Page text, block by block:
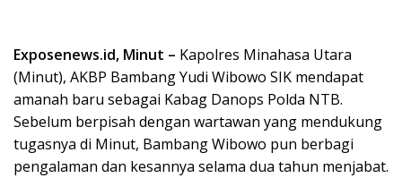
Exposenews.id, Minut – Kapolres Minahasa Utara
(Minut), AKBP Bambang Yudi Wibowo SIK mendapat
amanah baru sebagai Kabag Danops Polda NTB.
Sebelum berpisah dengan wartawan yang mendukung
tugasnya di Minut, Bambang Wibowo pun berbagi
pengalaman dan kesannya selama dua tahun menjabat.